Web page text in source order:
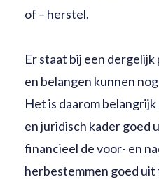
of – herstel.
Er staat bij een
en belangen kunnen
Het is daarom
en juridisch kader goed
financieel de voor- en
herbestemmen goed